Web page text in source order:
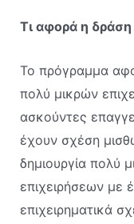
Τι αφορά η δράση
Το πρόγραμμα
πολύ μικρών
ασκούντες
έχουν σχέση
δημιουργία πολύ
επιχειρήσεων με
επιχειρηματικά